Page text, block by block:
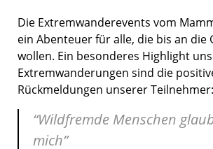
Die Extremwanderevents vom
ein Abenteuer für alle, die bis an die
wollen. Ein besonderes Highlight
Extremwanderungen sind die
Rückmeldungen unserer Teilnehmer:
“Wildfremde Menschen
mich”